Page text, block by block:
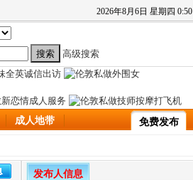
2026年8月 6日 星期四 0:50
高级搜索
成人地带 免费发布
发布人信息